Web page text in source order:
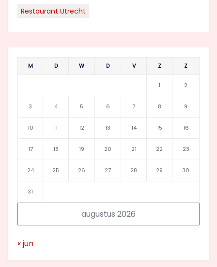
Restaurant Utrecht
augustus 2026
M D W D V Z Z
1 2
3 4 5 6 7 8 9
10 11 12 13 14 15 16
17 18 19 20 21 22 23
24 25 26 27 28 29 30
31
« jun